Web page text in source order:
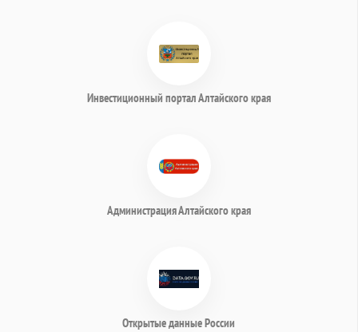
Инвестиционный портал Алтайского края
Администрация Алтайского края
Открытые данные России